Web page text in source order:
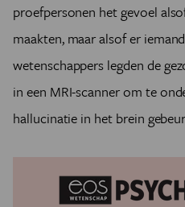
proefpersonen het gevoel
maakten, maar alsof er
wetenschappers legden de
in een MRI-scanner om te
hallucinatie in het brein